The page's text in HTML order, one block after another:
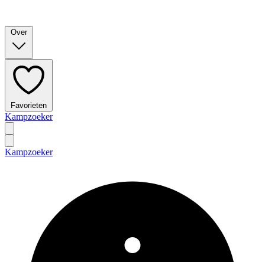
Over
Favorieten
Kampzoeker
Kampzoeker